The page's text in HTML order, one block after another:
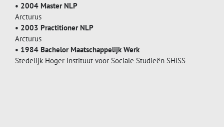
• 2004 Master NLP
Arcturus
• 2003 Practitioner NLP
Arcturus
• 1984 Bachelor Maatschappelijk Werk
Stedelijk Hoger Instituut voor Sociale Studieën SHISS